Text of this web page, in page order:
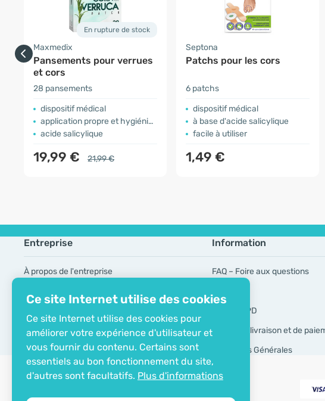
Ce site Internet utilise des cookies
Ce site Internet utilise des cookies pour
améliorer votre expérience d'utilisateur et
vous fournir du contenu. Certains sont
essentiels au bon fonctionnement du site,
d'autres sont facultatifs. Plus d'informations
En rupture de stock
Maxmedix
Pansements pour verrues
et cors
28 pansements
dispositif médical
application propre et hygiénique
acide salicylique
19,99 € 21,99 €
Septona
Patchs pour les cors
6 patchs
dispositif médical
à base d'acide salicylique
facile à utiliser
1,49 €
Entreprise
À propos de l'entreprise
Information
FAQ – Foire aux questions
Outils RGPD
Modes de livraison et de
Conditions Générales